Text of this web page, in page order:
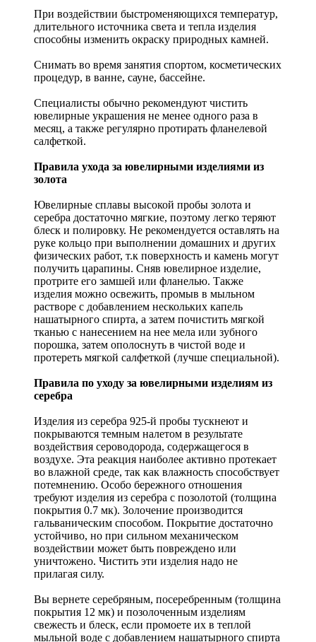
При воздействии быстроменяющихся температур,
длительного источника света и тепла изделия
способны изменить окраску природных камней.
Снимать во время занятия спортом, косметических
процедур, в ванне, сауне, бассейне.
Специалисты обычно рекомендуют чистить
ювелирные украшения не менее одного раза в
месяц, а также регулярно протирать фланелевой
салфеткой.
Правила ухода за ювелирными изделиями из
золота
Ювелирные сплавы высокой пробы золота и
серебра достаточно мягкие, поэтому легко теряют
блеск и полировку. Не рекомендуется оставлять на
руке кольцо при выполнении домашних и других
физических работ, т.к поверхность и камень могут
получить царапины. Сняв ювелирное изделие,
протрите его замшей или фланелью. Также
изделия можно освежить, промыв в мыльном
растворе с добавлением нескольких капель
нашатырного спирта, а затем почистить мягкой
тканью с нанесением на нее мела или зубного
порошка, затем ополоснуть в чистой воде и
протереть мягкой салфеткой (лучше специальной).
Правила по уходу за ювелирными изделиям из
серебра
Изделия из серебра 925-й пробы тускнеют и
покрываются темным налетом в результате
воздействия сероводорода, содержащегося в
воздухе. Эта реакция наиболее активно протекает
во влажной среде, так как влажность способствует
потемнению. Особо бережного отношения
требуют изделия из серебра с позолотой (толщина
покрытия 0.7 мк). Золочение производится
гальваническим способом. Покрытие достаточно
устойчиво, но при сильном механическом
воздействии может быть повреждено или
уничтожено. Чистить эти изделия надо не
прилагая силу.
Вы вернете серебряным, посеребренным (толщина
покрытия 12 мк) и позолоченным изделиям
свежесть и блеск, если промоете их в теплой
мыльной воде с добавлением нашатырного спирта